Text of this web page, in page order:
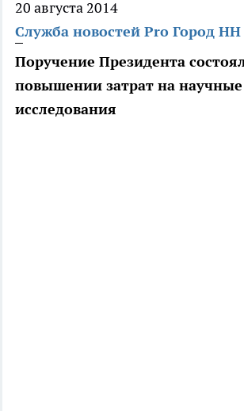
20 августа 2014
Служба новостей Pro Город НН
Поручение Президента
повышении затрат на научные
исследования